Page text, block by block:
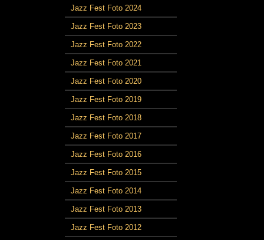
Jazz Fest Foto 2024
Jazz Fest Foto 2023
Jazz Fest Foto 2022
Jazz Fest Foto 2021
Jazz Fest Foto 2020
Jazz Fest Foto 2019
Jazz Fest Foto 2018
Jazz Fest Foto 2017
Jazz Fest Foto 2016
Jazz Fest Foto 2015
Jazz Fest Foto 2014
Jazz Fest Foto 2013
Jazz Fest Foto 2012